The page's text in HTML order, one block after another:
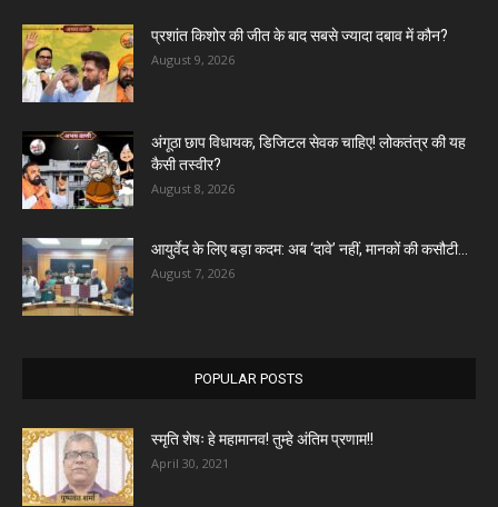
प्रशांत किशोर की जीत के बाद सबसे ज्यादा दबाव में कौन?
August 9, 2026
अंगूठा छाप विधायक, डिजिटल सेवक चाहिए! लोकतंत्र की यह
कैसी तस्वीर?
August 8, 2026
आयुर्वेद के लिए बड़ा कदम: अब ‘दावे’ नहीं, मानकों की कसौटी...
August 7, 2026
POPULAR POSTS
स्मृति शेषः हे महामानव! तुम्हे अंतिम प्रणाम!!
April 30, 2021